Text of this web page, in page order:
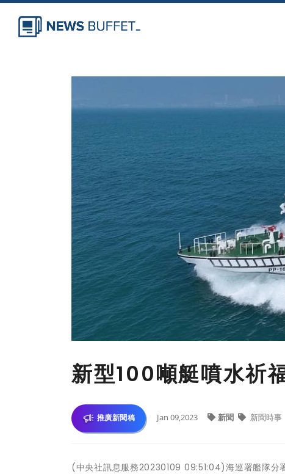
新型100噸艇噴水祈
推廣新聞稿 Jan 09,2023 新聞 新聞時事
(中央社訊息服務20230109 09:51:04)海巡署艦隊分